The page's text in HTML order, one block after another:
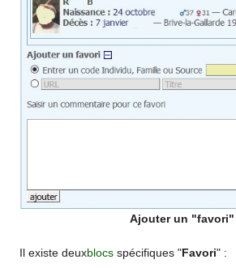
Ajouter un "favori"
Il existe deuxblocs spécifiques "Favori" :